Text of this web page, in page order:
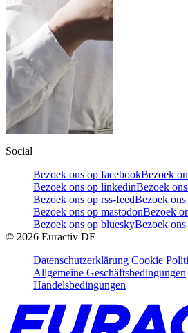
Social
Bezoek ons op facebookBezoek
Bezoek ons op linkedinBezoek
Bezoek ons op rss-feedBezoek
Bezoek ons op mastodonBezoek
Bezoek ons op blueskyBezoek
© 2026 Euractiv DE
Datenschutzerklärung Cookie
Allgemeine Geschäftsbedingungen
Handelsbedingungen